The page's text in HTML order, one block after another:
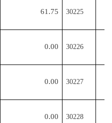
61.75 30225
0.00 30226
0.00 30227
0.00 30228